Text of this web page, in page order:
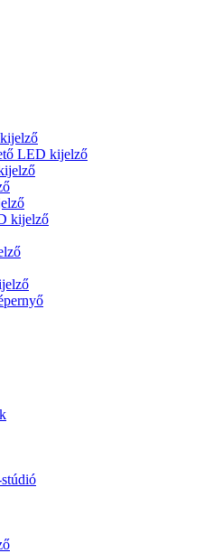
LED kijelző
kijelző